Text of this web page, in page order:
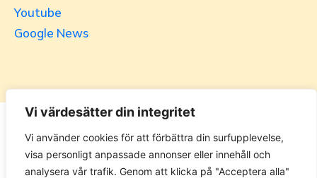
Vi värdesätter din integritet
Vi använder cookies för att förbättra din surfupplevelse,
visa personligt anpassade annonser eller innehåll och
analysera vår trafik. Genom att klicka på "Acceptera alla"
Youtube
Google News
Utrikesgruppen
UG.se – representeras helt i privat regi av Svenska